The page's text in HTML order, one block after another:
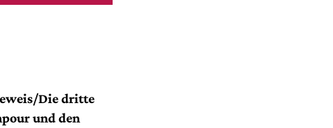
Die dritte
und den